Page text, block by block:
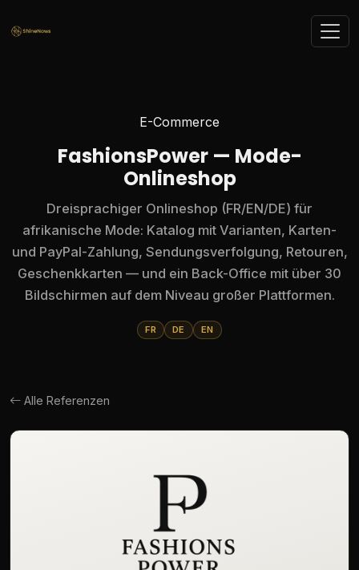
E-Commerce
FashionsPower — Mode-
Onlineshop
Dreisprachiger Onlineshop (FR/EN/DE) für
afrikanische Mode: Katalog mit Varianten, Karten-
und PayPal-Zahlung, Sendungsverfolgung, Retouren,
Geschenkkarten — und ein Back-Office mit über 30
Bildschirmen auf dem Niveau großer Plattformen.
FR DE EN
Alle Referenzen